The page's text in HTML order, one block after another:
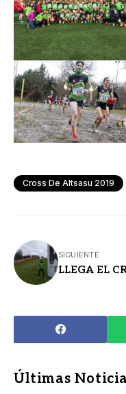
Cross De Altsasu 2019
SIGUIENTE
LLEGA EL
Últimas